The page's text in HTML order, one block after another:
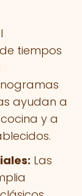
tiempos
ayudan a
y a
Las